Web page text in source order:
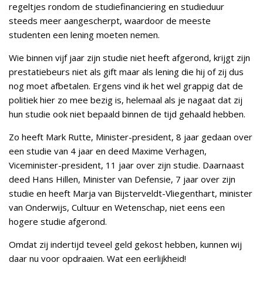
regeltjes rondom de studiefinanciering en studieduur
steeds meer aangescherpt, waardoor de meeste
studenten een lening moeten nemen.
Wie binnen vijf jaar zijn studie niet heeft afgerond, krijgt zijn
prestatiebeurs niet als gift maar als lening die hij of zij dus
nog moet afbetalen. Ergens vind ik het wel grappig dat de
politiek hier zo mee bezig is, helemaal als je nagaat dat zij
hun studie ook niet bepaald binnen de tijd gehaald hebben.
Zo heeft Mark Rutte, Minister-president, 8 jaar gedaan over
een studie van 4 jaar en deed Maxime Verhagen,
Viceminister-president, 11 jaar over zijn studie. Daarnaast
deed Hans Hillen, Minister van Defensie, 7 jaar over zijn
studie en heeft Marja van Bijsterveldt-Vliegenthart, minister
van Onderwijs, Cultuur en Wetenschap, niet eens een
hogere studie afgerond.
Omdat zij indertijd teveel geld gekost hebben, kunnen wij
daar nu voor opdraaien. Wat een eerlijkheid!